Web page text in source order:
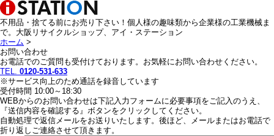
不用品・捨てる前にお売り下さい！個人様の趣味類から企業様の工業機械ま
で。大阪リサイクルショップ、アイ・ステーション
ホーム >
お問い合わせ
お電話でのご質問も受付けております。お気軽にお問い合わせください。
TEL. 0120-531-633
※サービス向上のため通話を録音しています
受付時間 10:00～18:30
WEBからのお問い合わせは下記入力フォームに必要事項をご記入のうえ、
『送信内容を確認する』ボタンをクリックしてください。
自動処理で返信メールをお送りいたします。後ほど、メールまたはお電話で
折り返しご連絡させて頂きます。